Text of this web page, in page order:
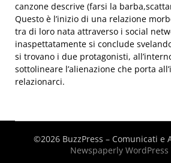
canzone descrive (farsi la
Questo è l’inizio di una relazione
tra di loro nata attraverso i social
inaspettatamente si conclude
si trovano i due protagonisti,
sottolineare l’alienazione che porta
relazionarci.
©2026 BuzzPress – Comunicati e
Newspaperly WordPress